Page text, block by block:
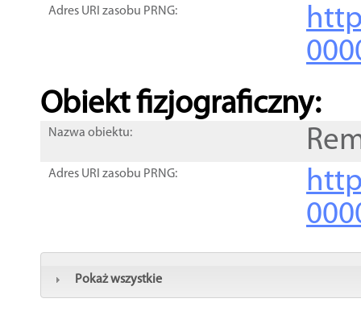
Adres URI zasobu PRNG:
Obiekt fizjograficzny:
Nazwa obiektu:
Adres URI zasobu PRNG:
Pokaż wszystkie